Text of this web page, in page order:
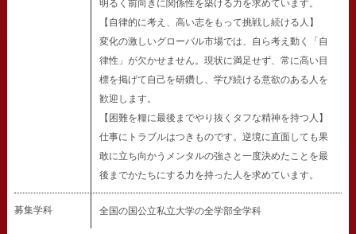
明るく前向きに関係性を築ける力を求めています。
【自律的に考え、高い志をもって挑戦し続ける人】
変化の激しいグローバル市場では、自ら考え動く「自
律性」が欠かせません。現状に満足せず、常に高い目
標を掲げて自己を研鑽し、学び続ける意欲のある人を
歓迎します。
【困難を糧に最後までやり抜くタフな精神を持つ人】
仕事にトラブルはつきものです。逆境に直面しても果
敢に立ち向かうメンタルの強さと一度決めたことを最
後までかたちにする力を持った人を求めています。
募集学科 全国の国公立私立大学の全学部全学科